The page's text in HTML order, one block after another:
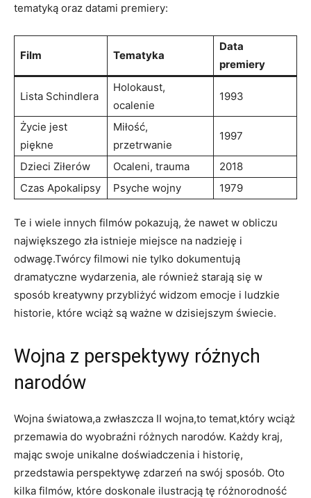
tematyką oraz datami premiery:
Film Tematyka
Data
premiery
Lista Schindlera
Holokaust,
ocalenie
1993
Życie jest
piękne
Miłość,
przetrwanie
1997
Dzieci Ziłerów Ocaleni, trauma
2018
Czas Apokalipsy
Psyche wojny 1979
Te i wiele innych filmów pokazują, że nawet w obliczu
największego zła istnieje miejsce na nadzieję i
odwagę.Twórcy filmowi nie tylko dokumentują
dramatyczne wydarzenia, ale również starają się w
sposób kreatywny przybliżyć widzom emocje i ludzkie
historie, które wciąż są ważne w dzisiejszym świecie.
Wojna z perspektywy różnych
narodów
Wojna światowa,a zwłaszcza II wojna,to temat,który wciąż
przemawia do wyobraźni różnych narodów. Każdy kraj,
mając swoje unikalne doświadczenia i historię,
przedstawia perspektywę zdarzeń na swój sposób. Oto
kilka filmów, które doskonale ilustracją tę różnorodność